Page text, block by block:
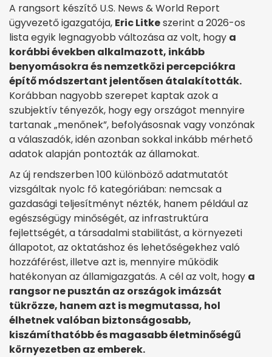
A rangsort készítő U.S. News & World Report
ügyvezető igazgatója, Eric Litkeszerint a 2026-os
lista egyik legnagyobb változása az volt, hogy a
korábbi években alkalmazott, inkább
benyomásokra és nemzetközi percepciókra
építő módszertant jelentősen átalakították.
Korábban nagyobb szerepet kaptak azok a
szubjektív tényezők, hogy egy országot mennyire
tartanak „menőnek”, befolyásosnak vagy vonzónak
a válaszadók, idén azonban sokkal inkább mérhető
adatok alapján pontozták az államokat.
Az új rendszerben 100 különböző adatmutatót
vizsgáltak nyolc fő kategóriában: nemcsak a
gazdasági teljesítményt nézték, hanem például az
egészségügy minőségét, az infrastruktúra
fejlettségét, a társadalmi stabilitást, a környezeti
állapotot, az oktatáshoz és lehetőségekhez való
hozzáférést, illetve azt is, mennyire működik
hatékonyan az államigazgatás. A cél az volt, hogy a
rangsor ne pusztán az országok imázsát
tükrözze, hanem azt is megmutassa, hol
élhetnek valóban biztonságosabb,
kiszámíthatóbb és magasabb életminőségű
környezetben az emberek.